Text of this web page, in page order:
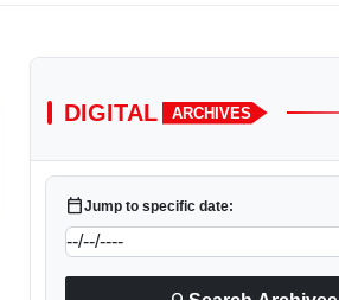
DIGITAL ARCHIVES
calendar_todayJump to specific date: